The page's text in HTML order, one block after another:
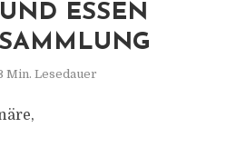
ESSEN
Min. Lesedauer